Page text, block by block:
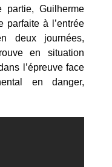
Guilherme
parfaite à l’entrée
deux journées,
en situation
l’épreuve face
en danger,